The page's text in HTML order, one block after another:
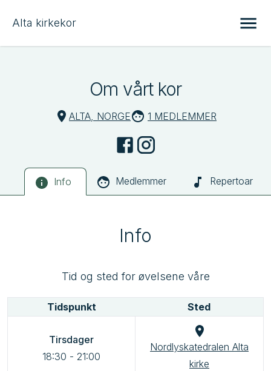
Alta kirkekor
Om vårt kor
ALTA, NORGE 1 MEDLEMMER
Info Medlemmer Repertoar
Info
Tid og sted for øvelsene våre
Tidspunkt Sted
Tirsdager
18:30 - 21:00
Nordlyskatedralen Alta
kirke